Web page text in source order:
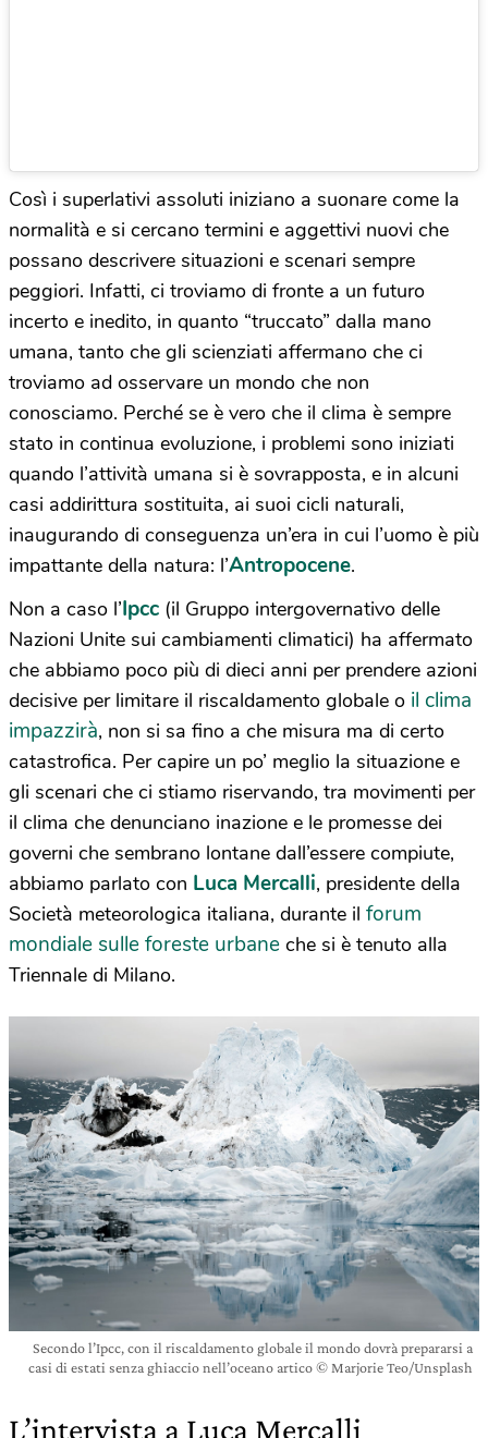
Così i superlativi assoluti iniziano a suonare come la
normalità e si cercano termini e aggettivi nuovi che
possano descrivere situazioni e scenari sempre
peggiori. Infatti, ci troviamo di fronte a un futuro
incerto e inedito, in quanto “truccato” dalla mano
umana, tanto che gli scienziati affermano che ci
troviamo ad osservare un mondo che non
conosciamo. Perché se è vero che il clima è sempre
stato in continua evoluzione, i problemi sono iniziati
quando l’attività umana si è sovrapposta, e in alcuni
casi addirittura sostituita, ai suoi cicli naturali,
inaugurando di conseguenza un’era in cui l’uomo è più
impattante della natura: l’Antropocene.
Non a caso l’Ipcc (il Gruppo intergovernativo delle
Nazioni Unite sui cambiamenti climatici) ha affermato
che abbiamo poco più di dieci anni per prendere azioni
decisive per limitare il riscaldamento globale o il clima
impazzirà, non si sa fino a che misura ma di certo
catastrofica. Per capire un po’ meglio la situazione e
gli scenari che ci stiamo riservando, tra movimenti per
il clima che denunciano inazione e le promesse dei
governi che sembrano lontane dall’essere compiute,
abbiamo parlato con Luca Mercalli, presidente della
Società meteorologica italiana, durante il forum
mondiale sulle foreste urbane che si è tenuto alla
Triennale di Milano.
Secondo l’Ipcc, con il riscaldamento globale il mondo dovrà prepararsi a
casi di estati senza ghiaccio nell’oceano artico © Marjorie Teo/Unsplash
L’intervista a Luca Mercalli